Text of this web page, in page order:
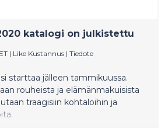
katalogi on julkistettu
| Like Kustannus | Tiedote
starttaa jälleen tammikuussa.
rouheista ja elämänmakuisista
traagisiin kohtaloihin ja